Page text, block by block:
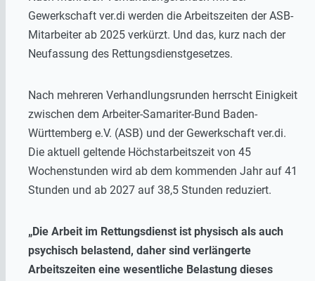
Gewerkschaft ver.di werden die Arbeitszeiten der ASB-
Mitarbeiter ab 2025 verkürzt. Und das, kurz nach der
Neufassung des Rettungsdienstgesetzes.
Nach mehreren Verhandlungsrunden herrscht Einigkeit
zwischen dem Arbeiter-Samariter-Bund Baden-
Württemberg e.V. (ASB) und der Gewerkschaft ver.di.
Die aktuell geltende Höchstarbeitszeit von 45
Wochenstunden wird ab dem kommenden Jahr auf 41
Stunden und ab 2027 auf 38,5 Stunden reduziert.
„Die Arbeit im Rettungsdienst ist physisch als auch
psychisch belastend, daher sind verlängerte
Arbeitszeiten eine wesentliche Belastung dieses